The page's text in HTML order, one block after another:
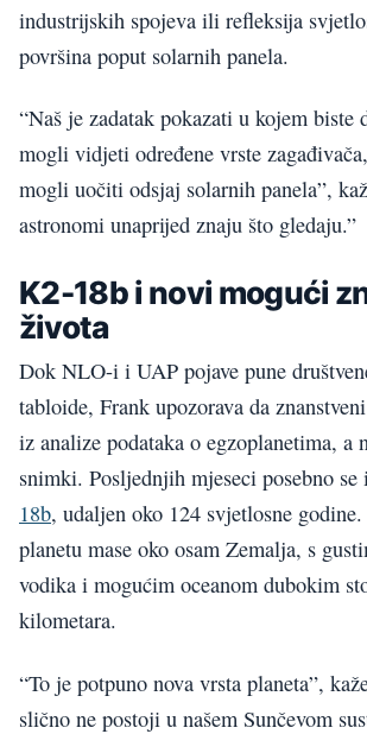
industrijskih spojeva ili refleksija
površina poput solarnih panela.
“Naš je zadatak pokazati u kojem biste
mogli vidjeti određene vrste
mogli uočiti odsjaj solarnih panela”,
astronomi unaprijed znaju što gledaju.”
K2-18b i novi mogući
života
Dok NLO-i i UAP pojave pune
tabloide, Frank upozorava da
iz analize podataka o egzoplanetima, a
snimki. Posljednjih mjeseci posebno se
18b, udaljen oko 124 svjetlosne
planetu mase oko osam Zemalja, s
vodika i mogućim oceanom dubokim
kilometara.
“To je potpuno nova vrsta planeta”,
slično ne postoji u našem Sunčevom